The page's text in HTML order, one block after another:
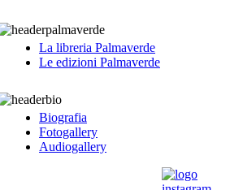
La libreria Palmaverde
Le edizioni Palmaverde
Biografia
Fotogallery
Audiogallery